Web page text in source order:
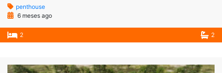
penthouse
6 meses ago
2 2